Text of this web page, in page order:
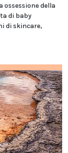
ossessione della
di baby
di skincare,